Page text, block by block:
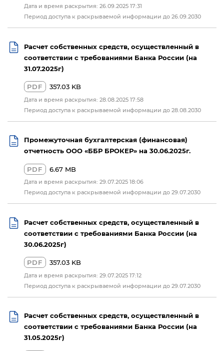
Дата и время раскрытия: 26.09.2025 17:31
Период доступа к раскрываемой информации до 26.09.2030
Расчет собственных средств, осуществленный в
соответствии с требованиями Банка России (на
31.07.2025г)
PDF 357.03 KB
Дата и время раскрытия: 28.08.2025 17:58
Период доступа к раскрываемой информации до 28.08.2030
Промежуточная бухгалтерская (финансовая)
отчетность ООО «ББР БРОКЕР» на 30.06.2025г.
PDF 6.67 MB
Дата и время раскрытия: 29.07.2025 18:06
Период доступа к раскрываемой информации до 29.07.2030
Расчет собственных средств, осуществленный в
соответствии с требованиями Банка России (на
30.06.2025г)
PDF 357.03 KB
Дата и время раскрытия: 29.07.2025 17:12
Период доступа к раскрываемой информации до 29.07.2030
Расчет собственных средств, осуществленный в
соответствии с требованиями Банка России (на
31.05.2025г)